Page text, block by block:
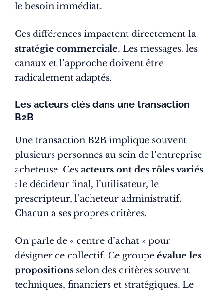
le besoin immédiat.
Ces différences impactent directement la
stratégie commerciale. Les messages, les
canaux et l’approche doivent être
radicalement adaptés.
Les acteurs clés dans une transaction
B2B
Une transaction B2B implique souvent
plusieurs personnes au sein de l’entreprise
acheteuse. Ces acteurs ont des rôles variés
: le décideur final, l’utilisateur, le
prescripteur, l’acheteur administratif.
Chacun a ses propres critères.
On parle de « centre d’achat » pour
désigner ce collectif. Ce groupe évalue les
propositions selon des critères souvent
techniques, financiers et stratégiques. Le